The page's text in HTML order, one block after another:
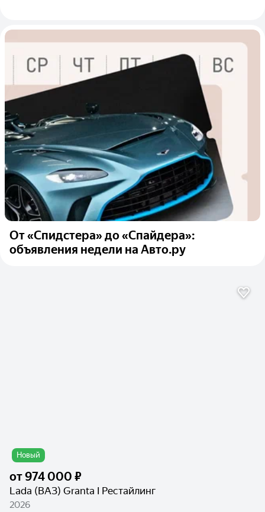
От «Спидстера» до «Спайдера»:
объявления недели на Авто.ру
Новый
от974 000 ₽
Lada (ВАЗ) Granta I Рестайлинг
2026